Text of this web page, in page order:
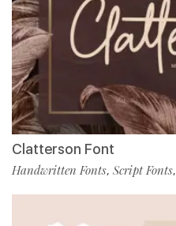
Clatterson Font
Handwritten Fonts, Script Fonts,